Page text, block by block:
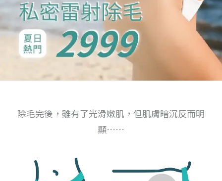
除毛完後，雖有了光滑嫩肌，但肌膚暗沉反而明
顯……